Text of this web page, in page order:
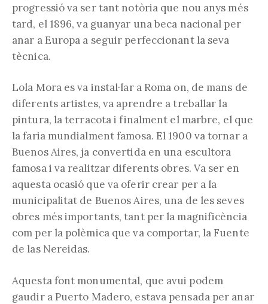
progressió va ser tant notòria que nou anys més
tard, el 1896, va guanyar una beca nacional per
anar a Europa a seguir perfeccionant la seva
tècnica.
Lola Mora es va instal·lar a Roma on, de mans de
diferents artistes, va aprendre a treballar la
pintura, la terracota i finalment el marbre, el que
la faria mundialment famosa. El 1900 va tornar a
Buenos Aires, ja convertida en una escultora
famosa i va realitzar diferents obres. Va ser en
aquesta ocasió que va oferir crear per a la
municipalitat de Buenos Aires, una de les seves
obres més importants, tant per la magnificència
com per la polèmica que va comportar, la Fuente
de las Nereidas.
Aquesta font monumental, que avui podem
gaudir a Puerto Madero, estava pensada per anar